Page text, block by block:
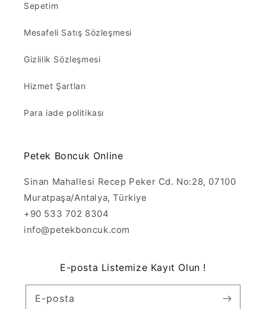
Sepetim
Mesafeli Satış Sözleşmesi
Gizlilik Sözleşmesi
Hizmet Şartları
Para iade politikası
Petek Boncuk Online
Sinan Mahallesi Recep Peker Cd. No:28, 07100
Muratpaşa/Antalya, Türkiye
+90 533 702 8304
info@petekboncuk.com
E-posta Listemize Kayıt Olun !
E-posta